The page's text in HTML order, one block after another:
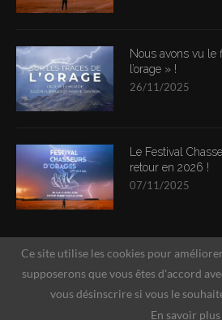
Nous avons vu le
l’orage » !
26/11/2025
Le Festival
retour en 2026 !
07/11/2025
Ce site utilise les cookies pour
supposerons que vous êtes d'accord
vous désinscrire si vous le
En savoir plus